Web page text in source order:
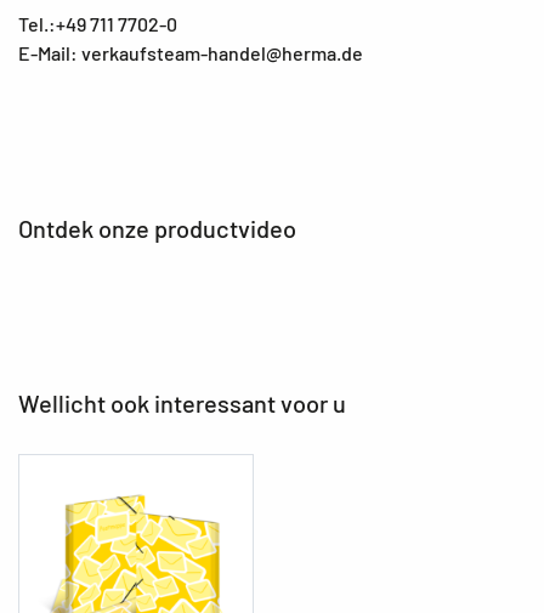
Tel.:+49 711 7702-0
E-Mail: verkaufsteam-handel@herma.de
Ontdek onze productvideo
Wellicht ook interessant voor u